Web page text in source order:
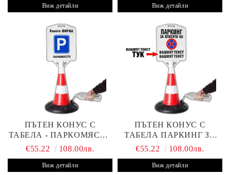
Виж детайли Виж детайли
ПЪТЕН КОНУС С
ТАБЕЛА - ПАРКОМЯСТО
(С ВАШАТА ФИРМА)
€55.22 108.00лв.
Виж детайли
ПЪТЕН КОНУС С
ТАБЕЛА ПАРКИНГ ЗА
КЛИЕНТИ С ВАШ ТЕКСТ
€55.22 108.00лв.
Виж детайли